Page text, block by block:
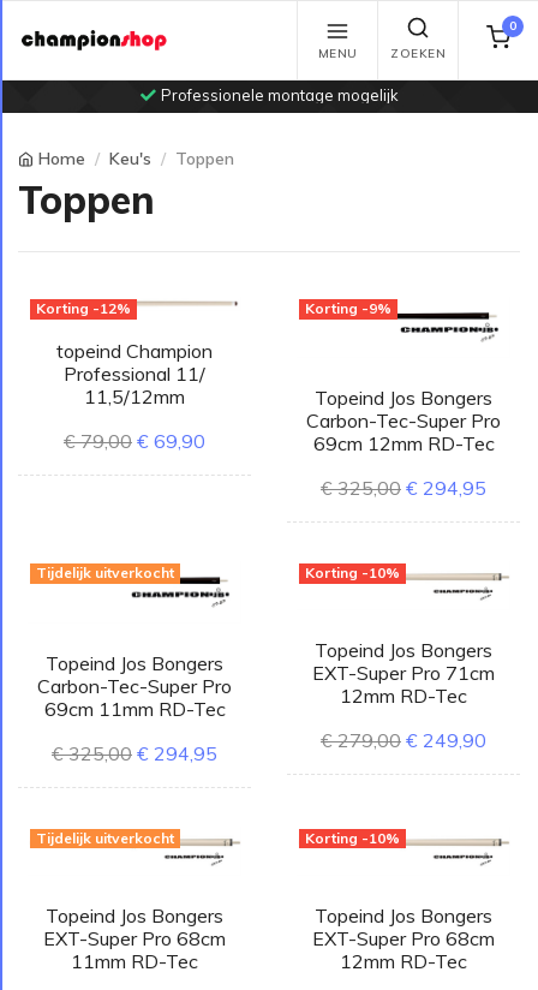
Professionele montage mogelijk
MENU ZOEKEN
0
Home Keu's Toppen
Toppen
Korting -12%
topeind Champion
Professional 11/
11,5/12mm
€ 79,00 € 69,90
Korting -9%
Topeind Jos Bongers
Carbon-Tec-Super Pro
69cm 12mm RD-Tec
€ 325,00 € 294,95
Tijdelijk uitverkocht
Topeind Jos Bongers
Carbon-Tec-Super Pro
69cm 11mm RD-Tec
€ 325,00 € 294,95
Korting -10%
Topeind Jos Bongers
EXT-Super Pro 71cm
12mm RD-Tec
€ 279,00 € 249,90
Tijdelijk uitverkocht
Topeind Jos Bongers
EXT-Super Pro 68cm
11mm RD-Tec
Korting -10%
Topeind Jos Bongers
EXT-Super Pro 68cm
12mm RD-Tec